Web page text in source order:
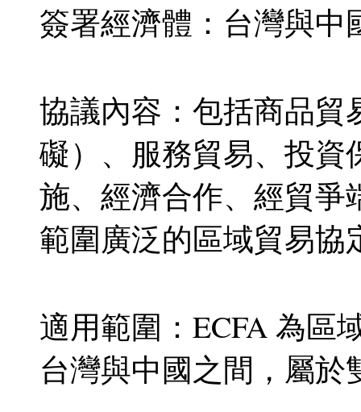
簽署經濟體：台灣與中
協議內容：包括商品貿
礙）、服務貿易、投資
施、經濟合作、經貿爭
範圍廣泛的區域貿易協
適用範圍：ECFA 為區
台灣與中國之間，屬於